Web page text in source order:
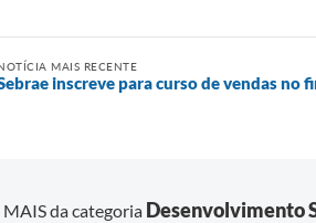
MAIS RECENTE
inscreve para curso de vendas no
MAIS da categoria Desenvolvimento